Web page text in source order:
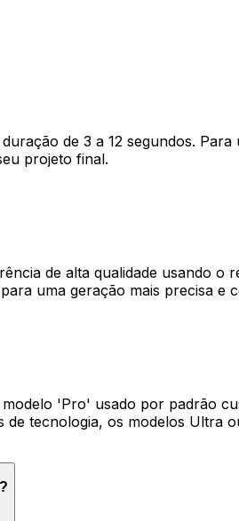
de 3 a 12 segundos.
projeto final.
de alta qualidade usando o
uma geração mais precisa e
'Pro' usado por padrão
tecnologia, os modelos Ultra